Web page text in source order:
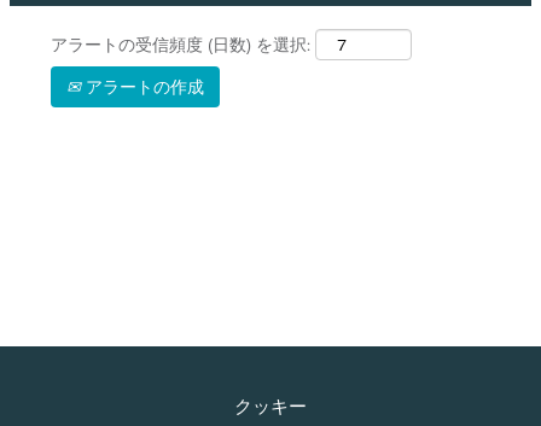
アラートの受信頻度 (日数) を選択:
アラートの作成
クッキー